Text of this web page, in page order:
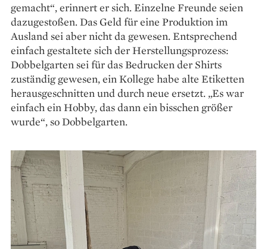
gemacht“, erinnert er sich. Einzelne Freunde seien
dazugestoßen. Das Geld für eine Produktion im
Ausland sei aber nicht da gewesen. Entsprechend
einfach gestaltete sich der Herstellungsprozess:
Dobbelgarten sei für das Bedrucken der Shirts
zuständig gewesen, ein Kollege habe alte Etiketten
herausgeschnitten und durch neue ersetzt. „Es war
einfach ein Hobby, das dann ein bisschen größer
wurde“, so Dobbelgarten.